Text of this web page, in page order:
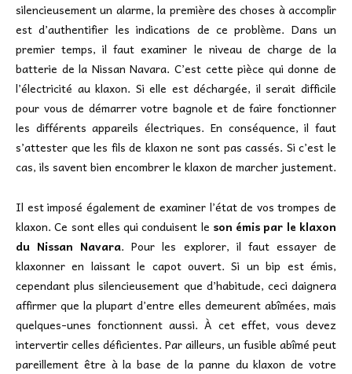
silencieusement un alarme, la première des choses à accomplir
est d’authentifier les indications de ce problème. Dans un
premier temps, il faut examiner le niveau de charge de la
batterie de la Nissan Navara. C’est cette pièce qui donne de
l’électricité au klaxon. Si elle est déchargée, il serait difficile
pour vous de démarrer votre bagnole et de faire fonctionner
les différents appareils électriques. En conséquence, il faut
s’attester que les fils de klaxon ne sont pas cassés. Si c’est le
cas, ils savent bien encombrer le klaxon de marcher justement.
Il est imposé également de examiner l’état de vos trompes de
klaxon. Ce sont elles qui conduisent le son émis par le klaxon
du Nissan Navara. Pour les explorer, il faut essayer de
klaxonner en laissant le capot ouvert. Si un bip est émis,
cependant plus silencieusement que d’habitude, ceci daignera
affirmer que la plupart d’entre elles demeurent abîmées, mais
quelques-unes fonctionnent aussi. À cet effet, vous devez
intervertir celles déficientes. Par ailleurs, un fusible abîmé peut
pareillement être à la base de la panne du klaxon de votre